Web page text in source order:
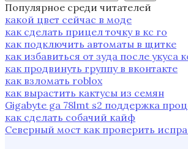
Популярное среди читателей
какой цвет сейчас в моде
как сделать прицел точку в кс го
как подключить автоматы в щитке
как избавиться от зуда после укуса
как продвинуть группу в вконтакте
как взломать roblox
как вырастить кактусы из семян
Gigabyte ga 78lmt s2 поддержка
как сделать собачий кайф
Северный мост как проверить